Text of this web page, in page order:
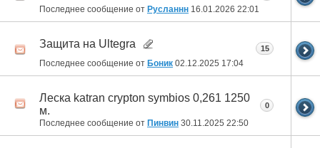
Последнее сообщение от Русланнн 16.01.2026 22:01
Защита на Ultegra
Последнее сообщение от Боник 02.12.2025 17:04
15
Леска katran crypton symbios 0,261 1250
м.
Последнее сообщение от Пинвин 30.11.2025 22:50
0